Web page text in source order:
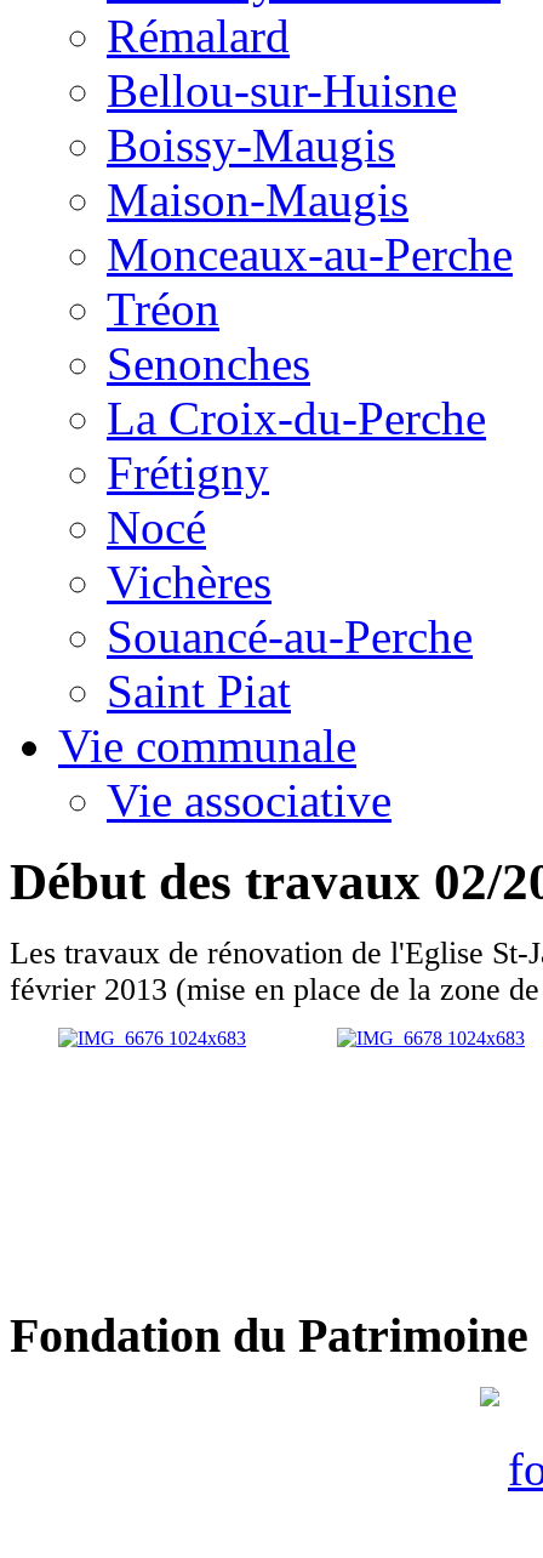
Rémalard
Bellou-sur-Huisne
Boissy-Maugis
Maison-Maugis
Monceaux-au-Perche
Tréon
Senonches
La Croix-du-Perche
Frétigny
Nocé
Vichères
Souancé-au-Perche
Saint Piat
Vie communale
Vie associative
Début des travaux 02/
Les travaux de rénovation de l'Eglise
février 2013 (mise en place de la zone
Fondation du Patrimoine